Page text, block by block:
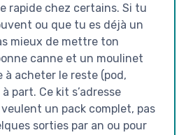
rapide chez certains. Si tu
ou que tu es déjà un
mieux de mettre ton
canne et un moulinet
acheter le reste (pod,
part. Ce kit s’adresse
un pack complet, pas
sorties par an ou pour